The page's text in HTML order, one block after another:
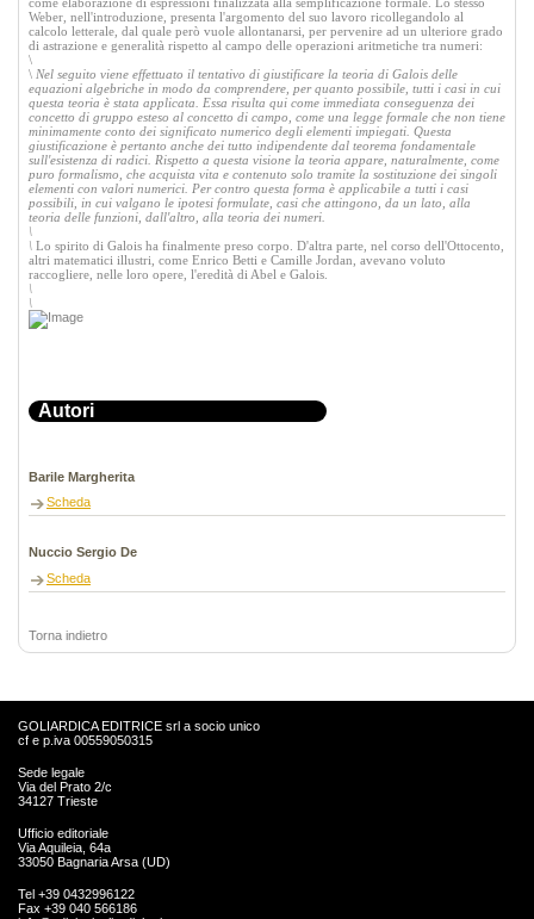
Weber, nell'introduzione, presenta l'argomento del suo lavoro ricollegandolo al
calcolo letterale, dal quale però vuole allontanarsi, per pervenire ad un ulteriore grado
di astrazione e generalità rispetto al campo delle operazioni aritmetiche tra numeri:
\
\ Nel seguito viene effettuato il tentativo di giustificare la teoria di Galois delle
equazioni algebriche in modo da comprendere, per quanto possibile, tutti i casi in cui
questa teoria è stata applicata. Essa risulta qui come immediata conseguenza dei
concetto di gruppo esteso al concetto di campo, come una legge formale che non tiene
minimamente conto dei significato numerico degli elementi impiegati. Questa
giustificazione è pertanto anche dei tutto indipendente dal teorema fondamentale
sull'esistenza di radici. Rispetto a questa visione la teoria appare, naturalmente, come
puro formalismo, che acquista vita e contenuto solo tramite la sostituzione dei singoli
elementi con valori numerici. Per contro questa forma è applicabile a tutti i casi
possibili, in cui valgano le ipotesi formulate, casi che attingono, da un lato, alla
teoria delle funzioni, dall'altro, alla teoria dei numeri.
\
\ Lo spirito di Galois ha finalmente preso corpo. D'altra parte, nel corso dell'Ottocento,
altri matematici illustri, come Enrico Betti e Camille Jordan, avevano voluto
raccogliere, nelle loro opere, l'eredità di Abel e Galois.
\
\
Autori
Barile Margherita
Scheda
Nuccio Sergio De
Scheda
Torna indietro
GOLIARDICA EDITRICE srl a socio unico
cf e p.iva 00559050315
Sede legale
Via del Prato 2/c
34127 Trieste
Ufficio editoriale
Via Aquileia, 64a
33050 Bagnaria Arsa (UD)
Tel +39 0432996122
Fax +39 040 566186